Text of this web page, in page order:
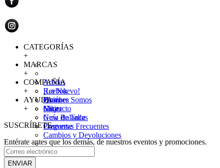
CATEGORÍAS
+
¡Lo Nuevo!
Hombre
Mujer
MARCAS
+
Adidas
Reebok
Puma
Nike
New Balance
Converse
COMPAÑÍA
+
Quiénes Somos
Contacto
AYUDA
+
Guía de Tallas
Preguntas Frecuentes
Cambios y Devoluciones
SUSCRÍBETE
Entérate antes que los demás, de nuestros eventos y promociones.
ENVIAR